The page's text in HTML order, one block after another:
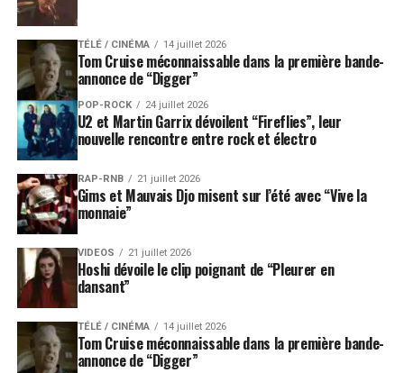
Tu vas très procahainement interpréter les titres de
ton nouvel album sur scène avec quelques dates en
première partie de U2, avant d’enchaîner sur une
longue tournée, comment appréhende tu tes
concerts à venir ?
Ça va vraiment être éclatant de jouer cette nouvelle
musique ! J’ai un groupe fantastique, avec une section
Pense tu que « Black And White America » est ton
meilleur album ?
Je crois que c’est mon meilleur disque à ce jour. C’est un
juste équilibre entre où j’ai été, où je suis et où je vais.
SUJETS ASSOCIÉS:
TÉLÉ / CINÉMA 14 juillet 2026
Tom Cruise méconnaissable dans la première bande-
annonce de “Digger”
POP-ROCK 24 juillet 2026
U2 et Martin Garrix dévoilent “Fireflies”, leur
nouvelle rencontre entre rock et électro
RAP-RNB 21 juillet 2026
Gims et Mauvais Djo misent sur l’été avec “Vive la
monnaie”
VIDEOS 21 juillet 2026
Hoshi dévoile le clip poignant de “Pleurer en
dansant”
TÉLÉ / CINÉMA 14 juillet 2026
Tom Cruise méconnaissable dans la première bande-
annonce de “Digger”